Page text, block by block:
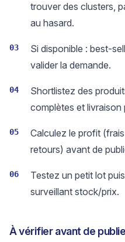
trouver des clusters,
au hasard.
03
Si disponible : best-
valider la demande.
04
Shortlistez des
complètes et livraison
05
Calculez le profit
retours) avant de
06
Testez un petit lot
surveillant stock/prix.
À vérifier avant de